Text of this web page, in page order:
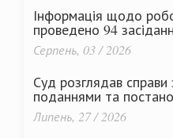
Інформація щодо
проведено 94
Серпень, 03 / 2026
Суд розглядав справи
поданнями та
Липень, 27 / 2026